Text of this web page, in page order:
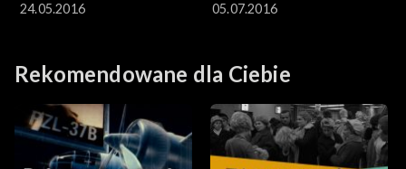
24.05.2016
05.07.2016
Rekomendowane dla Ciebie